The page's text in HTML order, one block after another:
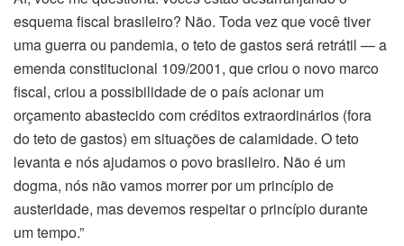
esquema fiscal brasileiro? Não. Toda vez que você tiver
uma guerra ou pandemia, o teto de gastos será retrátil — a
emenda constitucional 109/2001, que criou o novo marco
fiscal, criou a possibilidade de o país acionar um
orçamento abastecido com créditos extraordinários (fora
do teto de gastos) em situações de calamidade. O teto
levanta e nós ajudamos o povo brasileiro. Não é um
dogma, nós não vamos morrer por um princípio de
austeridade, mas devemos respeitar o princípio durante
um tempo.”